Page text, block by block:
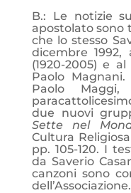
B.:
Le notizie
apostolato sono
che lo stesso
dicembre 1992,
(1920-2005) e
Paolo
Paolo Maggi,
due nuovi
Sette nel
Cultura
pp. 105-120. I
da Saverio
canzoni sono
dell’Associazione.